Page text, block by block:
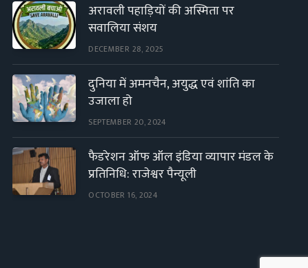
अरावली पहाड़ियों की अस्मिता पर
सवालिया संशय
DECEMBER 28, 2025
दुनिया में अमनचैन, अयुद्ध एवं शांति का
उजाला हो
SEPTEMBER 20, 2024
फैडरेशन ऑफ ऑल इंडिया व्यापार मंडल के
प्रतिनिधि: राजेश्वर पैन्यूली
OCTOBER 16, 2024